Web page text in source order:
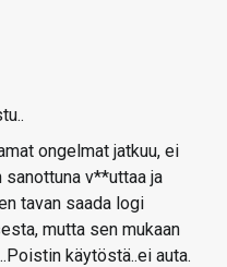
ongelmat jatkuu, ei
sanottuna v**uttaa ja
tavan saada logi
mutta sen mukaan
käytöstä..ei auta.